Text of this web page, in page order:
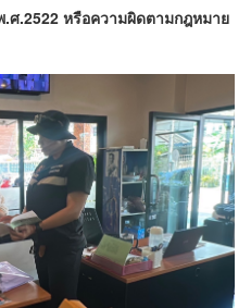
ศ.2522 หรือความผิดตามกฎหมาย